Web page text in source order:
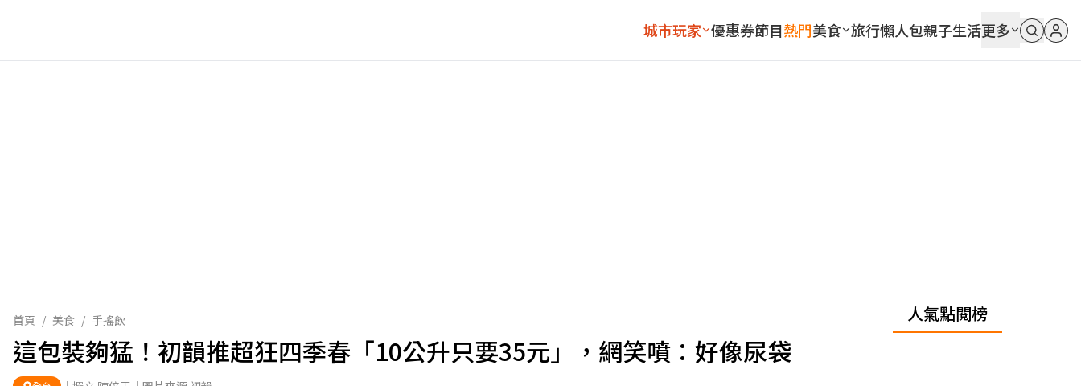
城市玩家 優惠券節目熱門美食 旅行懶人包親子生活更多
首頁 / 美食 / 手搖飲
這包裝夠猛！初韻推超狂四季春「10公升只要35元」，網笑噴：好像尿袋
人氣點閱榜